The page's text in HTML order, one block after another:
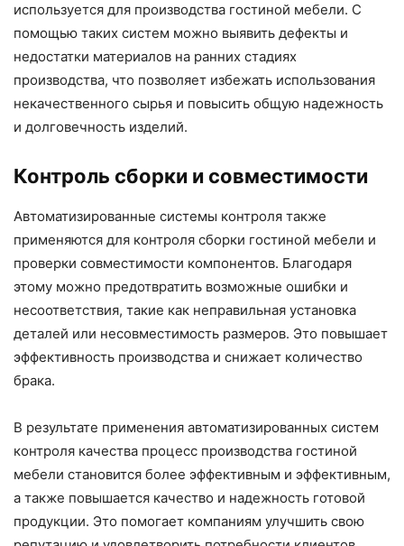
используется для производства гостиной мебели. С
помощью таких систем можно выявить дефекты и
недостатки материалов на ранних стадиях
производства, что позволяет избежать использования
некачественного сырья и повысить общую надежность
и долговечность изделий.
Контроль сборки и совместимости
Автоматизированные системы контроля также
применяются для контроля сборки гостиной мебели и
проверки совместимости компонентов. Благодаря
этому можно предотвратить возможные ошибки и
несоответствия, такие как неправильная установка
деталей или несовместимость размеров. Это повышает
эффективность производства и снижает количество
брака.
В результате применения автоматизированных систем
контроля качества процесс производства гостиной
мебели становится более эффективным и эффективным,
а также повышается качество и надежность готовой
продукции. Это помогает компаниям улучшить свою